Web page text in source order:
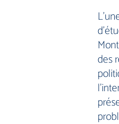
des